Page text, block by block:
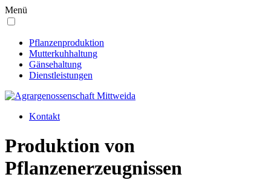
Menü
Pflanzen­produktion
Mutterkuh­haltung
Gänsehaltung
Dienstleistungen
Kontakt
Produktion von
Pflanzenerzeugnissen